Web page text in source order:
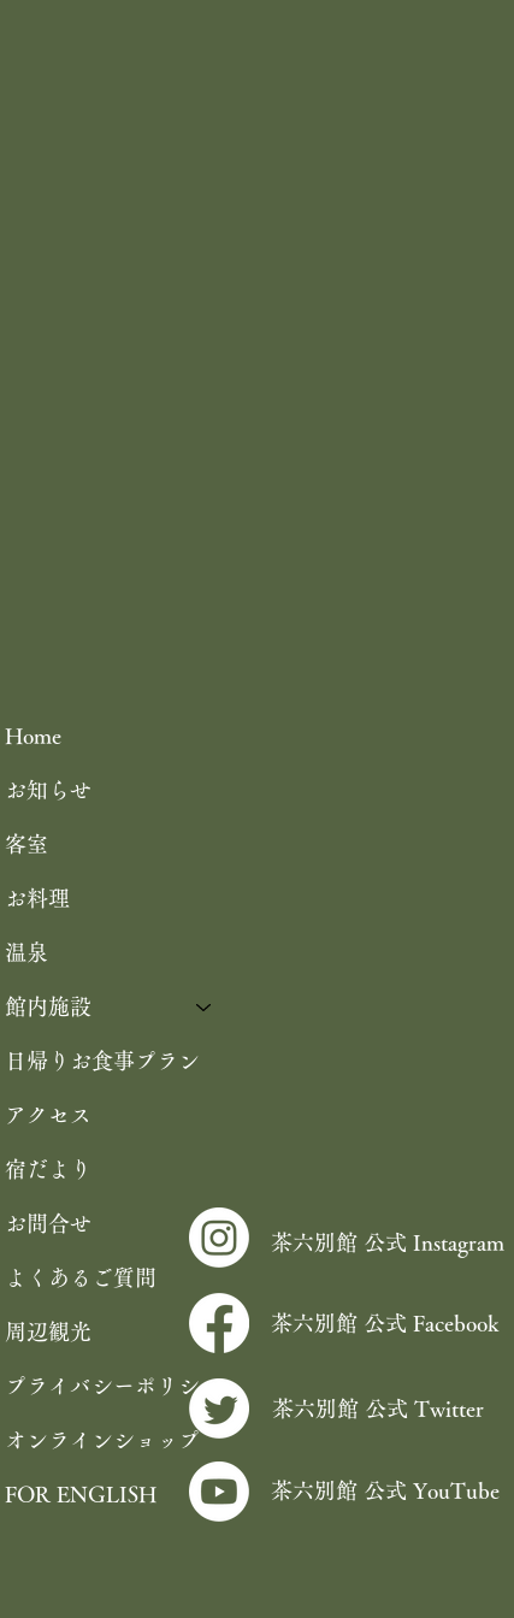
Home
お知らせ
客室
お料理
温泉
館内施設
日帰りお食事プラン
アクセス
宿だより
お問合せ
よくあるご質問
周辺観光
プライバシーポリシー
オンラインショップ
FOR ENGLISH
茶六別館 公式 Instagram
茶六別館 公式 Facebook
茶六別館 公式 Twitter
茶六別館 公式 YouTube